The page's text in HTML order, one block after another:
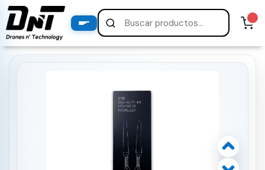
PRODUCTOS
productos destacados